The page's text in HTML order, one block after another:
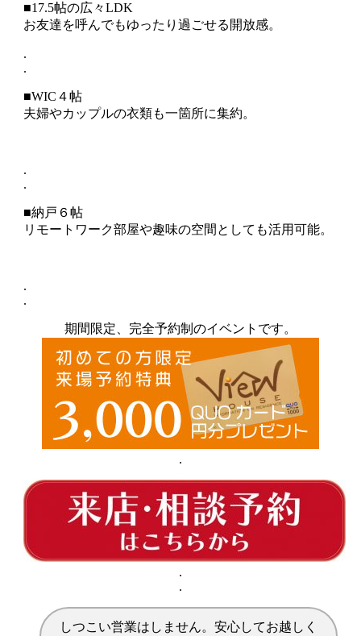
■17.5帖の広々LDK
お友達を呼んでもゆったり過ごせる開放感。
.
.
■WIC４帖
夫婦やカップルの衣類も一箇所に集約。
.
.
■納戸６帖
リモートワーク部屋や趣味の空間としても活用可能。
.
.
期間限定、完全予約制のイベントです。
.
.
.
しつこい営業はしません。安心してお越しく